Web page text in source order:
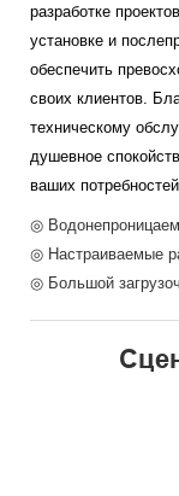
разработке
установке и
обеспечить
своих клиентов.
техническому
душевное
ваших
◎
◎ Настраиваемые
◎ Большой